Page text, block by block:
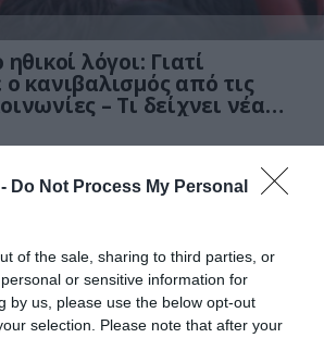
Do Not Process My Personal
of the sale, sharing to third parties, or
or sensitive information for
by us, please use the below opt-out
selection. Please note that after your
λόγοι: Γιατί
κανιβαλισμός από τις
– Τι δείχνει νέα